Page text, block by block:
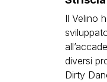
Il Velino
diversi
Dirty